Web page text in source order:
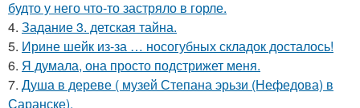
будто у него что-то застряло в горле.
4. Задание 3. детская тайна.
5. Ирине шейк из-за … носогубных складок досталось!
6. Я думала, она просто подстрижет меня.
7. Душа в дереве ( музей Степана эрьзи (Нефедова) в
Саранске).